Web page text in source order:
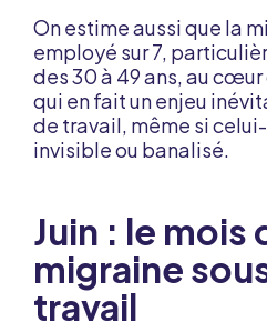
On estime aussi que la
employé sur 7,
des 30 à 49 ans, au
qui en fait un enjeu
de travail, même si
invisible ou banalisé.
Juin : le mois
migraine
travail